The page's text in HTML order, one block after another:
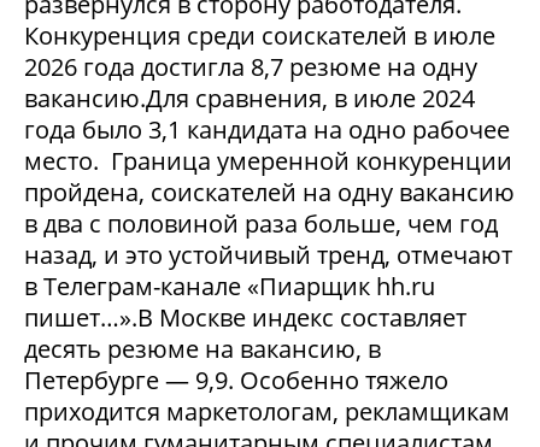
Конкуренция среди соискателей в июле
2026 года достигла 8,7 резюме на одну
вакансию.Для сравнения, в июле 2024
года было 3,1 кандидата на одно рабочее
место. Граница умеренной конкуренции
пройдена, соискателей на одну вакансию
в два с половиной раза больше, чем год
назад, и это устойчивый тренд, отмечают
в Телеграм-канале «Пиарщик hh.ru
пишет…».В Москве индекс составляет
десять резюме на вакансию, в
Петербурге — 9,9. Особенно тяжело
приходится маркетологам, рекламщикам